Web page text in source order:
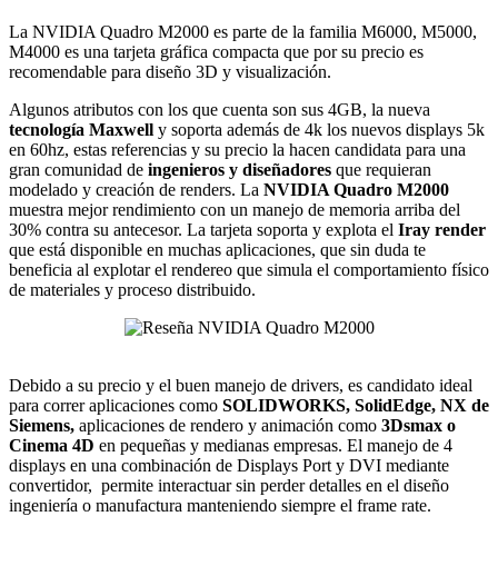
La NVIDIA Quadro M2000 es parte de la familia M6000, M5000,
M4000 es una tarjeta gráfica compacta que por su precio es
recomendable para diseño 3D y visualización.
Algunos atributos con los que cuenta son sus 4GB, la nueva
tecnología Maxwell y soporta además de 4k los nuevos displays 5k
en 60hz, estas referencias y su precio la hacen candidata para una
gran comunidad de ingenieros y diseñadores que requieran
modelado y creación de renders. La NVIDIA Quadro M2000
muestra mejor rendimiento con un manejo de memoria arriba del
30% contra su antecesor. La tarjeta soporta y explota el Iray render
que está disponible en muchas aplicaciones, que sin duda te
beneficia al explotar el rendereo que simula el comportamiento físico
de materiales y proceso distribuido.
Debido a su precio y el buen manejo de drivers, es candidato ideal
para correr aplicaciones como SOLIDWORKS, SolidEdge, NX de
Siemens, aplicaciones de rendero y animación como 3Dsmax o
Cinema 4D en pequeñas y medianas empresas. El manejo de 4
displays en una combinación de Displays Port y DVI mediante
convertidor, permite interactuar sin perder detalles en el diseño
ingeniería o manufactura manteniendo siempre el frame rate.